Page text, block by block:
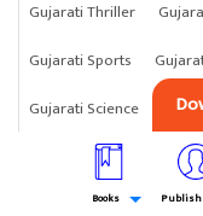
Gujarati Thriller
Gujarati Sports
Gujarati Science
Books Publish